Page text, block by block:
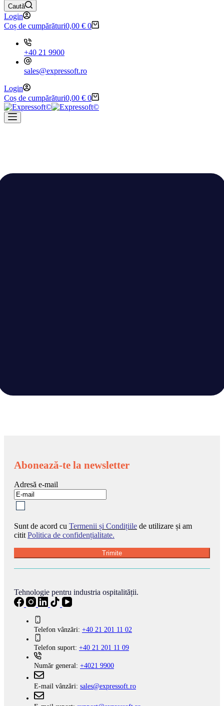
Caută
Login
Coș de cumpărături0,00 € 0
+40 21 9900
sales@expressoft.ro
Login
Coș de cumpărături0,00 € 0
Abonează-te la newsletter
Adresă e-mail
Sunt de acord cu Termenii și Condițiile de utilizare și am
citit Politica de confidențialitate.
Trimite
Tehnologie pentru industria ospitalității.
Telefon vânzări: +40 21 201 11 02
Telefon suport: +40 21 201 11 09
Număr general: +4021 9900
E-mail vânzări: sales@expressoft.ro